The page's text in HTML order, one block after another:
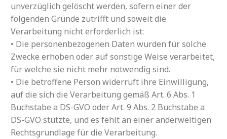
unverzüglich gelöscht werden, sofern einer der
folgenden Gründe zutrifft und soweit die
Verarbeitung nicht erforderlich ist:
• Die personenbezogenen Daten wurden für solche
Zwecke erhoben oder auf sonstige Weise verarbeitet,
für welche sie nicht mehr notwendig sind.
• Die betroffene Person widerruft ihre Einwilligung,
auf die sich die Verarbeitung gemäß Art. 6 Abs. 1
Buchstabe a DS-GVO oder Art. 9 Abs. 2 Buchstabe a
DS-GVO stützte, und es fehlt an einer anderweitigen
Rechtsgrundlage für die Verarbeitung.